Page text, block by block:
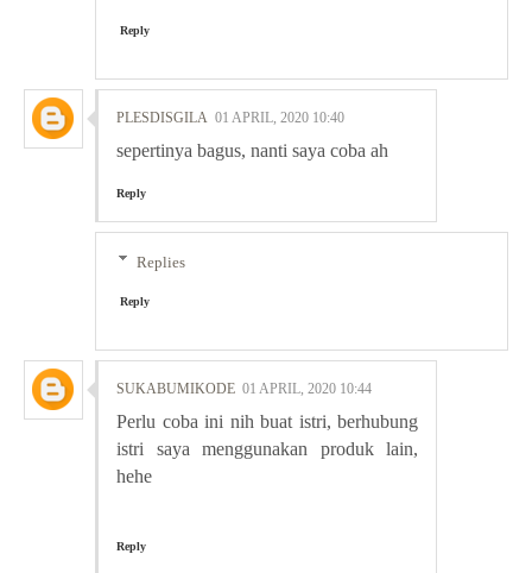
Reply
PLESDISGILA 01 APRIL, 2020 10:40
sepertinya bagus, nanti saya coba ah
Reply
Replies
Reply
SUKABUMIKODE 01 APRIL, 2020 10:44
Perlu coba ini nih buat istri, berhubung
istri saya menggunakan produk lain,
hehe
Reply